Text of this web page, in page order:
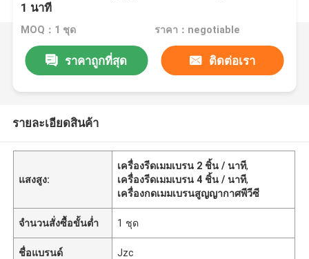
1 นาที
MOQ：1 ชุด ราคา：negotiable
ราคาถูกที่สุด ติดต่อเรา
รายละเอียดสินค้า
แสงสูง:
เครื่องรีดเมมเบรน 2 ชิ้น / นาที,
เครื่องรีดเมมเบรน 4 ชิ้น / นาที,
เครื่องกดเมมเบรนสูญญากาศพีวีซี
จำนวนสั่งซื้อขั้นต่ำ 1 ชุด
ชื่อแบรนด์ Jzc